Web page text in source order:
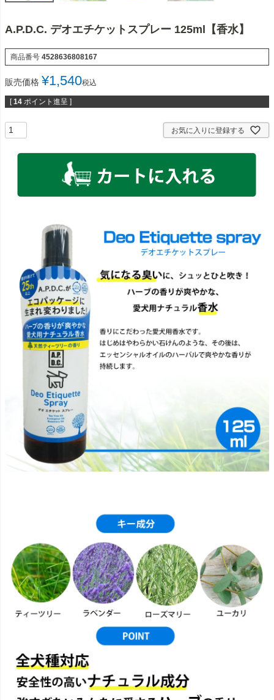
A.P.D.C. デオエチケットスプレー 125ml【香水】
商品番号 4528636808167
販売価格 ¥1,540税込
[ 14 ポイント進呈 ]
お気に入りに登録する